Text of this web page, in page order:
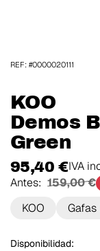
KOO
Demos
Green
95,40 €IVA
Antes: 159,00 €
KOO Gafas
Disponibilidad:
REF: #0000020111